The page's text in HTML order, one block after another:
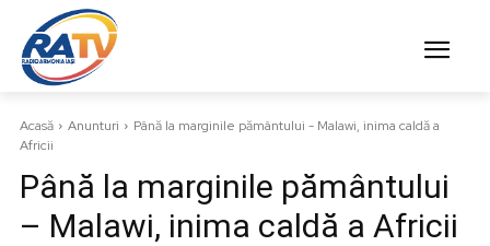
Acasă Anunturi
Până la marginile pământului - Malawi, inima caldă a
Africii
Până la marginile pământului
– Malawi, inima caldă a Africii